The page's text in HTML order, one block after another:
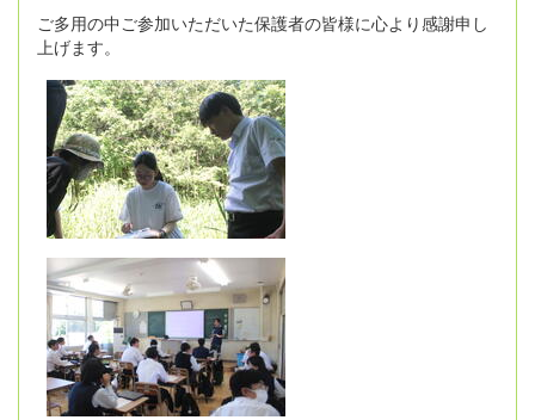
ご多用の中ご参加いただいた保護者の皆様に心より感謝申し
上げます。